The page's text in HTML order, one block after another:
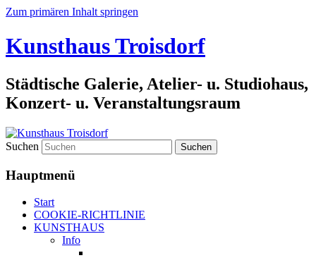
Zum primären Inhalt springen
Kunsthaus Troisdorf
Städtische Galerie, Atelier- u. Studiohaus,
Konzert- u. Veranstaltungsraum
Suchen
Hauptmenü
Start
COOKIE-RICHTLINIE
KUNSTHAUS
Info